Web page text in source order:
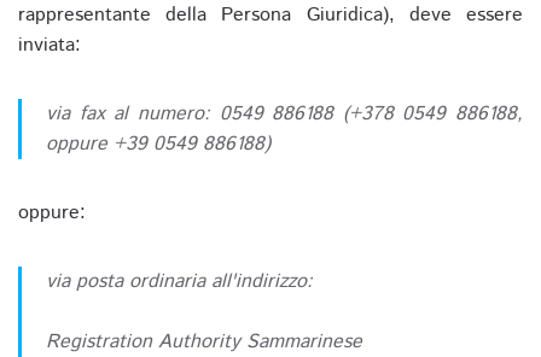
rappresentante della Persona Giuridica), deve essere
inviata:
via fax al numero: 0549 886188 (+378 0549 886188,
oppure +39 0549 886188)
oppure:
via posta ordinaria all'indirizzo:
Registration Authority Sammarinese